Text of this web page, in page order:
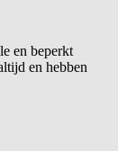
en beperkt
en hebben